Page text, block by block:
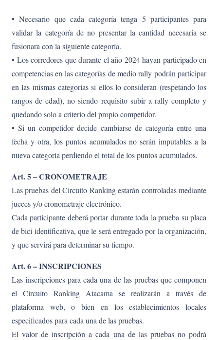
• Necesario que cada categoría tenga 5 participantes para
validar la categoría de no presentar la cantidad necesaria se
fusionara con la siguiente categoría.
• Los corredores que durante el año 2024 hayan participado en
competencias en las categorías de medio rally podrán participar
en las mismas categorías si ellos lo consideran (respetando los
rangos de edad), no siendo requisito subir a rally completo y
quedando solo a criterio del propio competidor.
• Si un competidor decide cambiarse de categoría entre una
fecha y otra, los puntos acumulados no serán imputables a la
nueva categoría perdiendo el total de los puntos acumulados.
Art. 5 – CRONOMETRAJE
Las pruebas del Circuito Ranking estarán controladas mediante
jueces y/o cronometraje electrónico.
Cada participante deberá portar durante toda la prueba su placa
de bici identificativa, que le será entregado por la organización,
y que servirá para determinar su tiempo.
Art. 6 – INSCRIPCIONES
Las inscripciones para cada una de las pruebas que componen
el Circuito Ranking Atacama se realizarán a través de
plataforma web, o bien en los establecimientos locales
especificados para cada una de las pruebas.
El valor de inscripción a cada una de las pruebas no podrá